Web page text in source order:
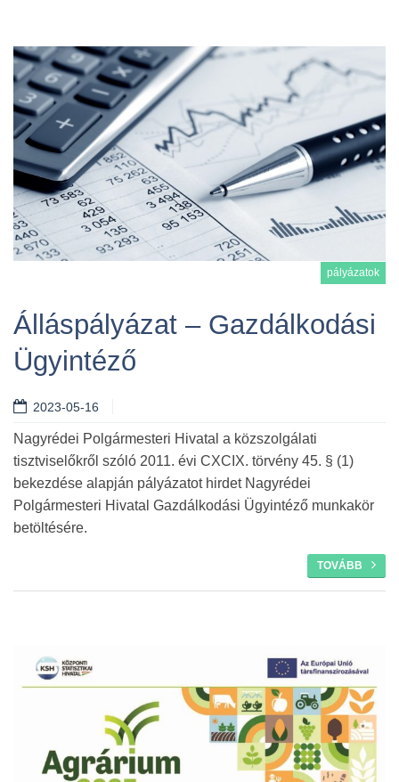
pályázatok
Álláspályázat – Gazdálkodási
Ügyintéző
2023-05-16
Nagyrédei Polgármesteri Hivatal a közszolgálati
tisztviselőkről szóló 2011. évi CXCIX. törvény 45. § (1)
bekezdése alapján pályázatot hirdet Nagyrédei
Polgármesteri Hivatal Gazdálkodási Ügyintéző munkakör
betöltésére.
TOVÁBB